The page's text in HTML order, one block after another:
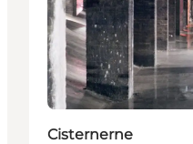
Cisternerne